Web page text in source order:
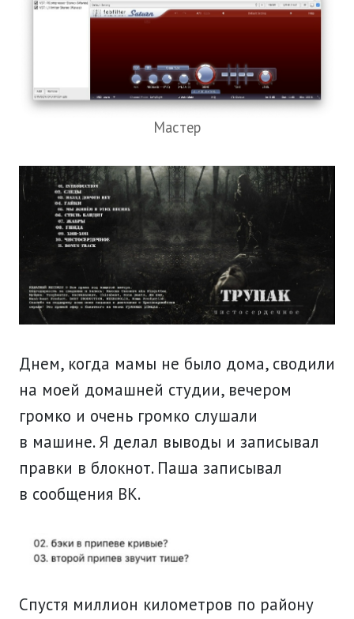
Мастер
Днем, когда мамы не было дома, сводили
на моей домашней студии, вечером
громко и очень громко слушали
в машине. Я делал выводы и записывал
правки в блокнот. Паша записывал
в сообщения ВК.
Спустя миллион километров по району